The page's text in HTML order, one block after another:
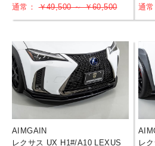
通常：￥49,500 ～ ￥60,500 通
AIMGAIN
レクサス UX H1#/A10 LEXUS
レ